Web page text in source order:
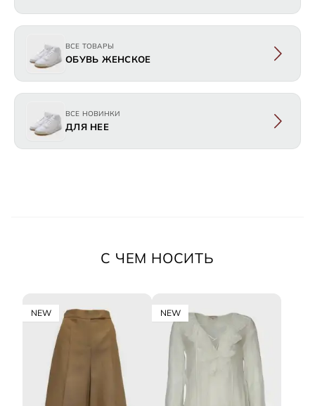
ВСЕ ТОВАРЫ
ОБУВЬ ЖЕНСКОЕ
ВСЕ НОВИНКИ
ДЛЯ НЕЕ
С ЧЕМ НОСИТЬ
NEW NEW